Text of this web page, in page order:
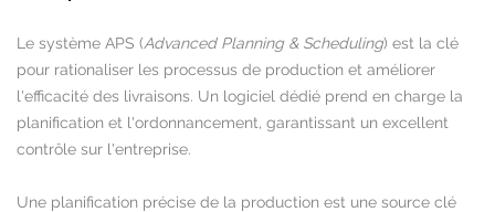
Le système APS (Advanced Planning & Scheduling) est la clé
pour rationaliser les processus de production et améliorer
l'efficacité des livraisons. Un logiciel dédié prend en charge la
planification et l'ordonnancement, garantissant un excellent
contrôle sur l'entreprise.
Une planification précise de la production est une source clé